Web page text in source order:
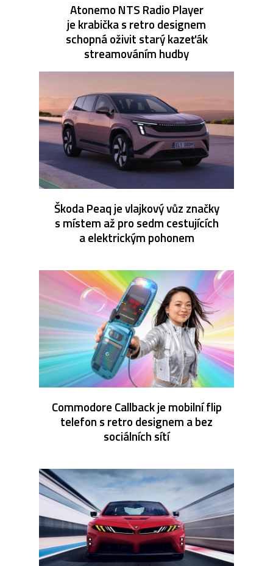
Atonemo NTS Radio Player
je krabička s retro designem
schopná oživit starý kazeťák
streamováním hudby
Škoda Peaq je vlajkový vůz značky
s místem až pro sedm cestujících
a elektrickým pohonem
Commodore Callback je mobilní flip
telefon s retro designem a bez
sociálních sítí